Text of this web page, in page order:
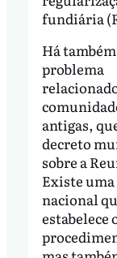
fundiária
Há
problema
antigas,
decreto
sobre a
Existe
nacional
estabelece